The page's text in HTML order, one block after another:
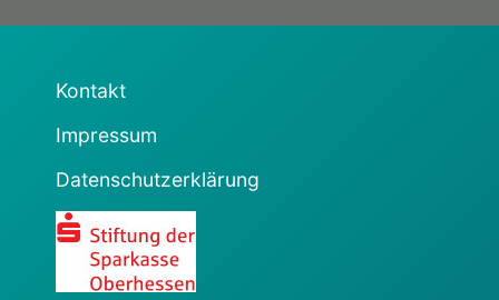
Kontakt
Impressum
Datenschutzerklärung